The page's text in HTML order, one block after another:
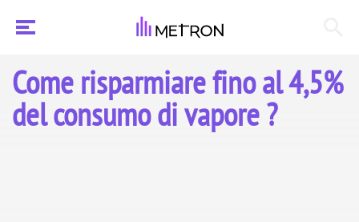
Come risparmiare fino al 4,5%
del consumo di vapore ?